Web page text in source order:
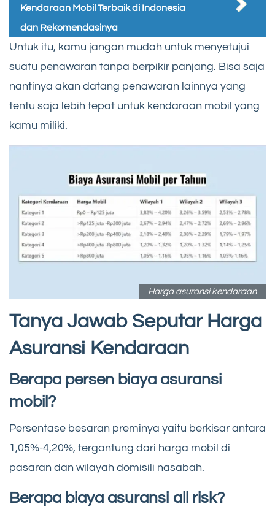
Kendaraan Mobil Terbaik di Indonesia
dan Rekomendasinya
Untuk itu, kamu jangan mudah untuk menyetujui
suatu penawaran tanpa berpikir panjang. Bisa saja
nantinya akan datang penawaran lainnya yang
tentu saja lebih tepat untuk kendaraan mobil yang
kamu miliki.
Harga asuransi kendaraan
Tanya Jawab Seputar Harga
Asuransi Kendaraan
Berapa persen biaya asuransi
mobil?
Persentase besaran preminya yaitu berkisar antara
1,05%-4,20%, tergantung dari harga mobil di
pasaran dan wilayah domisili nasabah.
Berapa biaya asuransi all risk?